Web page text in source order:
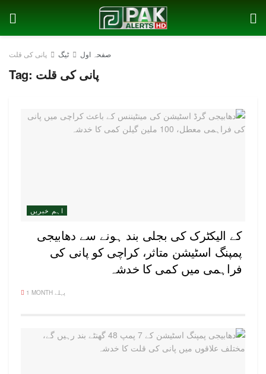
صفحہ اول ٹیگ پانی کی قلت
Tag: پانی کی قلت
اہم خبریں
کے الیکٹرک کی بجلی بند ہونے سے دھابیجی
پمپنگ اسٹیشن متاثر، کراچی کو پانی کی
فراہمی میں کمی کا خدشہ
1 MONTH پہلے